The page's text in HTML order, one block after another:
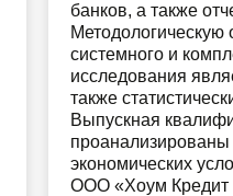
банков, а также
Методологическую
системного и
исследования
также
Выпускная
проанализированы
экономических
ООО «Хоум Кредит